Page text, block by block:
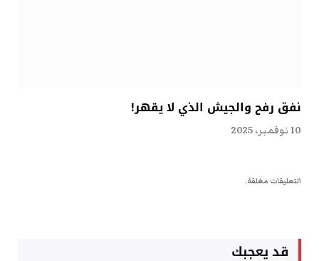
نفق رفح والجيش الذي لا يقهر!
10 نوفمبر، 2025
التعليقات مغلقة.
قد يعجبك